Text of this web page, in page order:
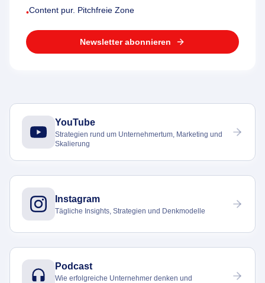
•Content pur. Pitchfreie Zone
Newsletter abonnieren
YouTube
Strategien rund um Unternehmertum, Marketing und
Skalierung
Instagram
Tägliche Insights, Strategien und Denkmodelle
Podcast
Wie erfolgreiche Unternehmer denken und